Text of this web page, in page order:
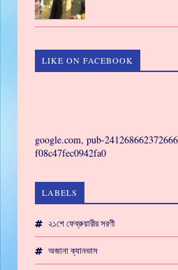
LIKE ON FACEBOOK
google.com, pub-
f08c47fec0942fa0
LABELS
২১শে ফেব্রুয়ারীর সরণী
অজানা ক্যানভাস